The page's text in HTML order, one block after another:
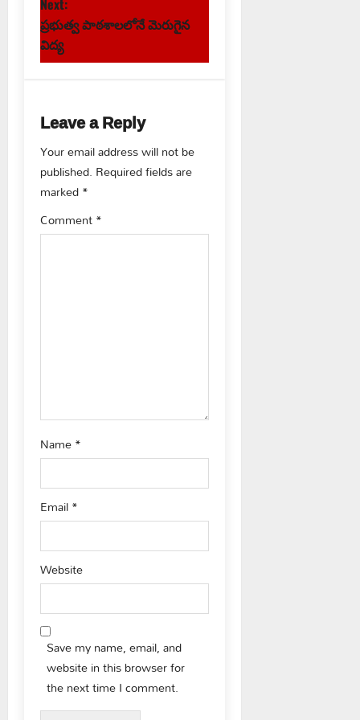
t
n
v
i
g
a
Next:
ప్రభుత్వ పాఠశాలలోనే మెరుగైన
విద్య
Leave a Reply
Your email address will not be
published. Required fields are
marked*
Comment*
Name*
Email*
Website
Save my name, email, and
website in this browser for
the next time I comment.